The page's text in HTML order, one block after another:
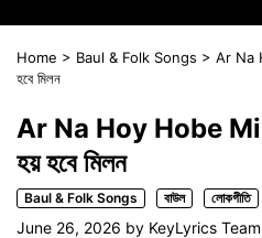
Home > Baul & Folk Songs > Ar Na
হবে মিলন
Ar Na Hoy Hobe
হয় হবে মিলন
Baul & Folk Songs বাউল লোকগীতি
June 26, 2026 by KeyLyrics Team